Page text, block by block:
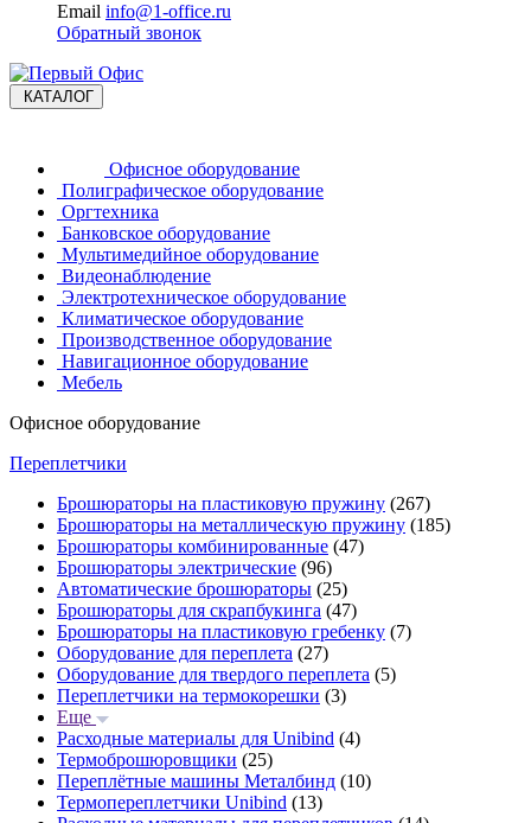
Email info@1-office.ru
Обратный звонок
КАТАЛОГ
Офисное оборудование
Полиграфическое оборудование
Оргтехника
Банковское оборудование
Мультимедийное оборудование
Видеонаблюдение
Электротехническое оборудование
Климатическое оборудование
Производственное оборудование
Навигационное оборудование
Мебель
Офисное оборудование
Переплетчики
Брошюраторы на пластиковую пружину (267)
Брошюраторы на металлическую пружину (185)
Брошюраторы комбинированные (47)
Брошюраторы электрические (96)
Автоматические брошюраторы (25)
Брошюраторы для скрапбукинга (47)
Брошюраторы на пластиковую гребенку (7)
Оборудование для переплета (27)
Оборудование для твердого переплета (5)
Переплетчики на термокорешки (3)
Еще
Расходные материалы для Unibind (4)
Термоброшюровщики (25)
Переплётные машины Металбинд (10)
Термопереплетчики Unibind (13)